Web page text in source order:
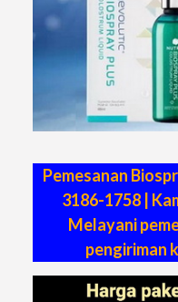
Pemesanan
3186-1758 |
Melayani
pengiriman